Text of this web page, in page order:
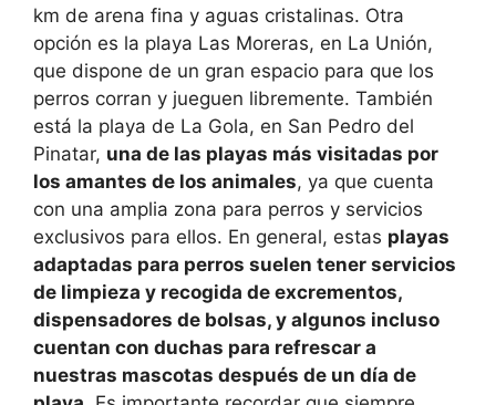
km de arena fina y aguas cristalinas. Otra
opción es la playa Las Moreras, en La Unión,
que dispone de un gran espacio para que los
perros corran y jueguen libremente. También
está la playa de La Gola, en San Pedro del
Pinatar, una de las playas más visitadas por
los amantes de los animales, ya que cuenta
con una amplia zona para perros y servicios
exclusivos para ellos. En general, estas playas
adaptadas para perros suelen tener servicios
de limpieza y recogida de excrementos,
dispensadores de bolsas, y algunos incluso
cuentan con duchas para refrescar a
nuestras mascotas después de un día de